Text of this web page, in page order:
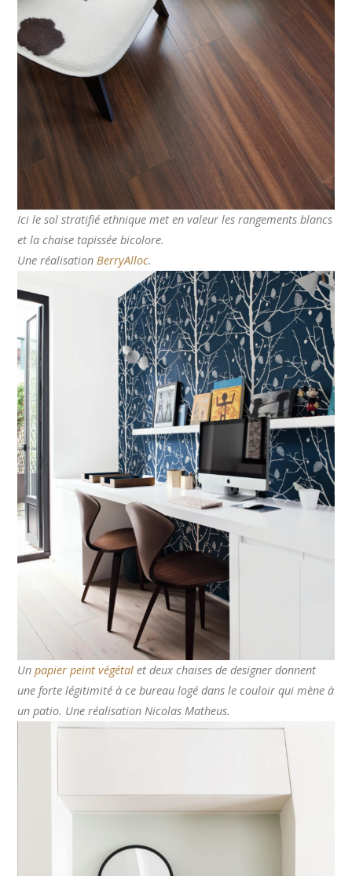
Ici le sol stratifié ethnique met en valeur les rangements blancs
et la chaise tapissée bicolore.
Une réalisationBerryAlloc.
Unpapier peint végétalet deux chaises de designer donnent
une forte légitimité à ce bureau logé dans le couloir qui mène à
un patio. Une réalisation Nicolas Matheus.